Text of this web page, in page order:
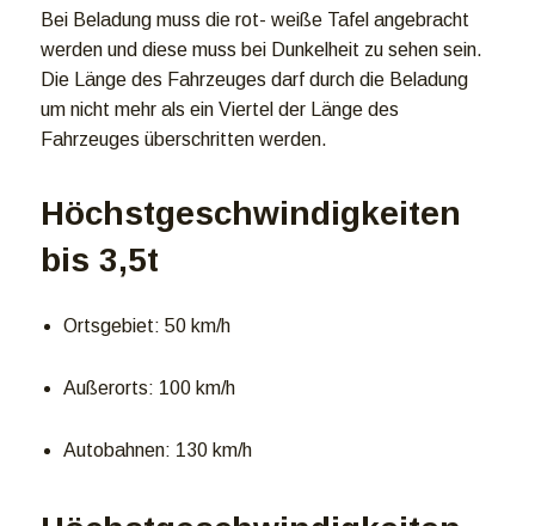
Bei Beladung muss die rot- weiße Tafel angebracht
werden und diese muss bei Dunkelheit zu sehen sein.
Die Länge des Fahrzeuges darf durch die Beladung
um nicht mehr als ein Viertel der Länge des
Fahrzeuges überschritten werden.
Höchstgeschwindigkeiten
bis 3,5t
Ortsgebiet: 50 km/h
Außerorts: 100 km/h
Autobahnen: 130 km/h